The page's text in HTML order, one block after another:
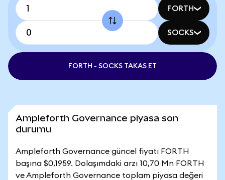
FORTH
SOCKS
FORTH - SOCKS TAKAS ET
Ampleforth Governance piyasa son
durumu
Ampleforth Governance güncel fiyatı FORTH
başına $0,1959. Dolaşımdaki arzı 10,70 Mn FORTH
ve Ampleforth Governance toplam piyasa değeri